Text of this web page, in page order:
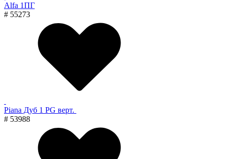
Alfa 1ПГ
# 55273
Piana Дуб 1 PG верт.
# 53988